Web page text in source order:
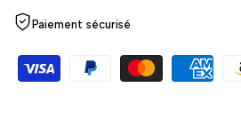
Paiement sécurisé